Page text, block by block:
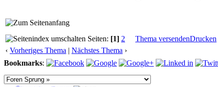
Seiten: [1] 2 Thema versendenDrucken
‹ Vorheriges Thema | Nächstes Thema ›
Bookmarks: